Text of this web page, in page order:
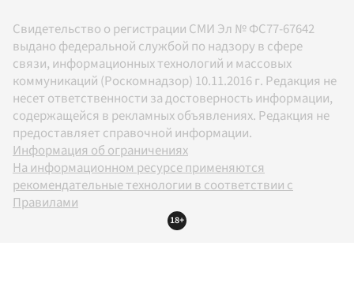
Свидетельство о регистрации СМИ Эл № ФС77-67642
выдано федеральной службой по надзору в сфере
связи, информационных технологий и массовых
коммуникаций (Роскомнадзор) 10.11.2016 г. Редакция не
несет ответственности за достоверность информации,
содержащейся в рекламных объявлениях. Редакция не
предоставляет справочной информации.
Информация об ограничениях
На информационном ресурсе применяются
рекомендательные технологии в соответствии с
Правилами
18+